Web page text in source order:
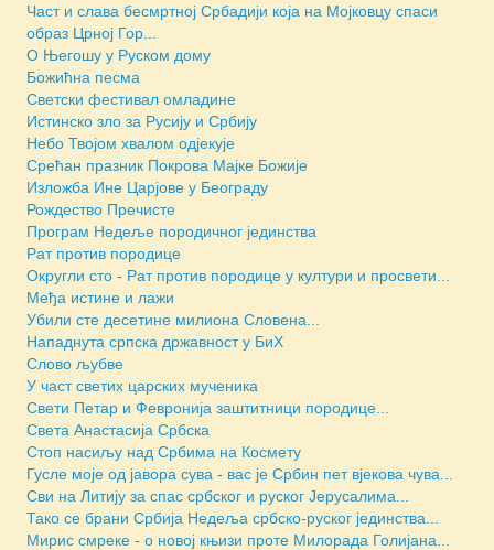
Част и слава бесмртној Србадији која на Мојковцу спаси
образ Црној Гор...
О Његошу у Руском дому
Божићна песма
Светски фестивал омладине
Истинско зло за Русију и Србију
Небо Твојом хвалом одјекује
Срећан празник Покрова Мајке Божије
Изложба Ине Царјове у Београду
Рождество Пречисте
Програм Недеље породичног јединства
Рат против породице
Округли сто - Рат против породице у култури и просвети...
Међа истине и лажи
Убили сте десетине милиона Словена...
Нападнута српска државност у БиХ
Слово љубве
У част светих царских мученика
Свети Петар и Февронија заштитници породице...
Света Анастасија Србска
Стоп насиљу над Србима на Космету
Гусле моје од јавора сува - вас је Србин пет вјекова чува...
Сви на Литију за спас србског и руског Јерусалима...
Тако се брани Србија Недеља србско-руског јединства...
Мирис смреке - о новој књизи проте Милорада Голијана...